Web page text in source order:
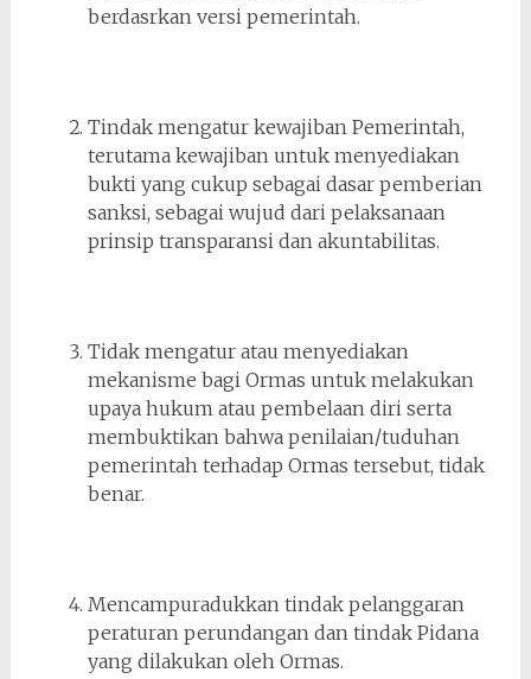
berdasrkan versi pemerintah.
Tindak mengatur kewajiban Pemerintah,
terutama kewajiban untuk menyediakan
bukti yang cukup sebagai dasar pemberian
sanksi, sebagai wujud dari pelaksanaan
prinsip transparansi dan akuntabilitas.
Tidak mengatur atau menyediakan
mekanisme bagi Ormas untuk melakukan
upaya hukum atau pembelaan diri serta
membuktikan bahwa penilaian/tuduhan
pemerintah terhadap Ormas tersebut, tidak
benar.
Mencampuradukkan tindak pelanggaran
peraturan perundangan dan tindak Pidana
yang dilakukan oleh Ormas.